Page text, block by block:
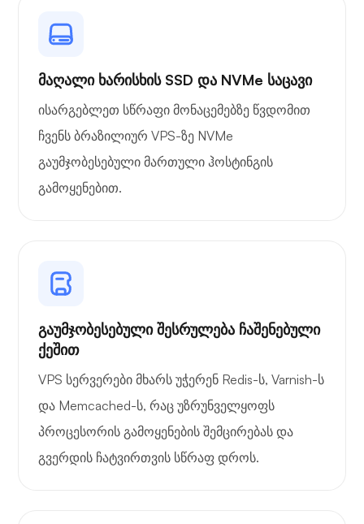
მაღალი ხარისხის SSD და NVMe საცავი
ისარგებლეთ სწრაფი მონაცემებზე წვდომით
ჩვენს ბრაზილიურ VPS-ზე NVMe
გაუმჯობესებული მართული ჰოსტინგის
გამოყენებით.
გაუმჯობესებული შესრულება ჩაშენებული
ქეშით
VPS სერვერები მხარს უჭერენ Redis-ს, Varnish-ს
და Memcached-ს, რაც უზრუნველყოფს
პროცესორის გამოყენების შემცირებას და
გვერდის ჩატვირთვის სწრაფ დროს.